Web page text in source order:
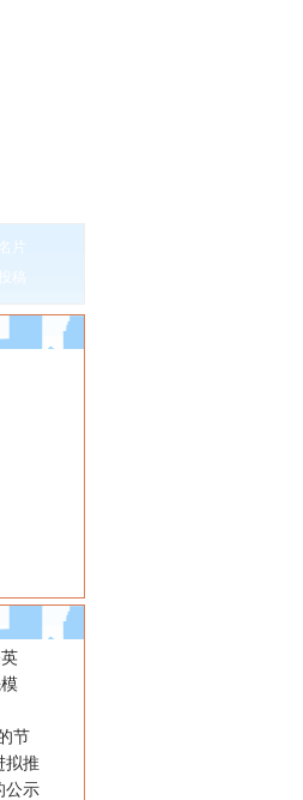
片
稿
节
拟推
公示